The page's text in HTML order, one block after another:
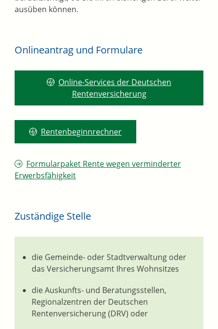
ausüben können.
Onlineantrag und Formulare
Online-Services der Deutschen
Rentenversicherung
Rentenbeginnrechner
Formularpaket Rente wegen verminderter
Erwerbsfähigkeit
Zuständige Stelle
die Gemeinde- oder Stadtverwaltung oder
das Versicherungsamt Ihres Wohnsitzes
die Auskunfts- und Beratungsstellen,
Regionalzentren der Deutschen
Rentenversicherung (DRV) oder